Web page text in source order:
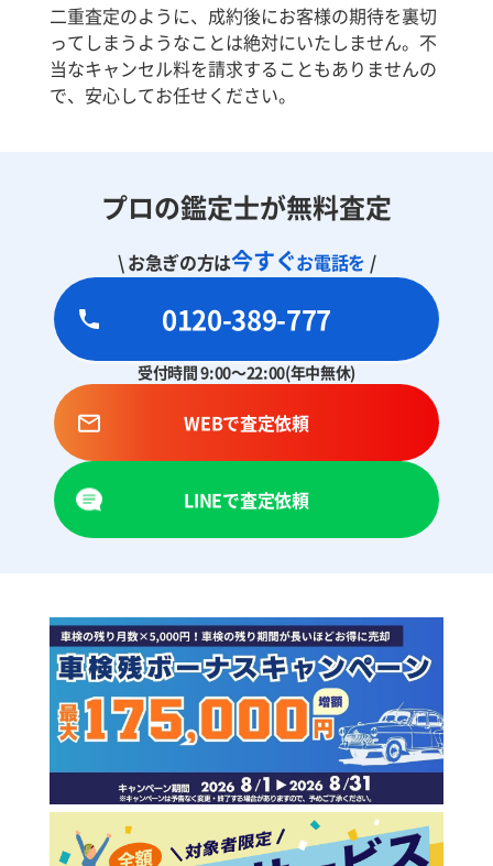
二重査定のように、成約後にお客様の期待を裏切
ってしまうようなことは絶対にいたしません。不
当なキャンセル料を請求することもありませんの
で、安心してお任せください。
プロの鑑定士が無料査定
\ お急ぎの方は今すぐお電話を /
0120-389-777
受付時間 9:00～22:00(年中無休)
WEBで査定依頼
LINEで査定依頼